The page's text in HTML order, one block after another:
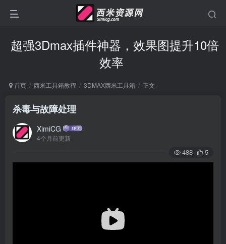
超强3Dmax插件神器，效果图提升10倍
效率
首页 西米工具箱教程 3DMAX西米工具箱 正文
杀毒与故障处理
XimiCG
4个月前更新
488 5